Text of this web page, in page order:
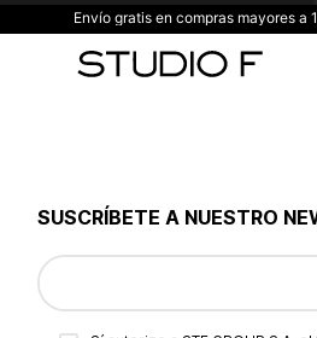
Envío gratis en compras mayores a
SUSCRÍBETE A NUESTRO